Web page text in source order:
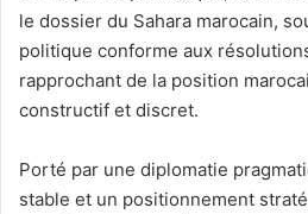
le dossier du Sahara marocain,
politique conforme aux
rapprochant de la position
constructif et discret.
Porté par une diplomatie
stable et un positionnement